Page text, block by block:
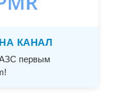
КАНАЛ
АЗС первым